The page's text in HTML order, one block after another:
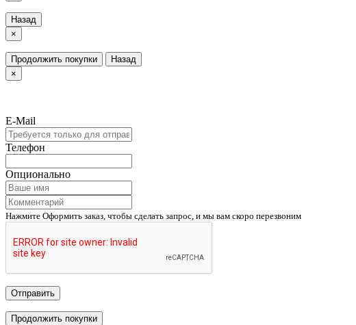
Назад
×
Продолжить покупки
Назад
×
E-Mail
Телефон
Опционально
Нажмите Оформить заказ, чтобы сделать запрос, и мы вам скоро перезвоним
Отправить
Продолжить покупки